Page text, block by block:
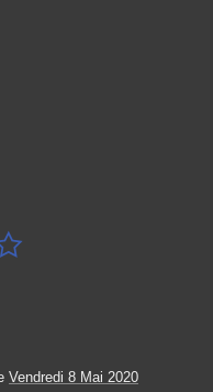
Vendredi 8 Mai 2020